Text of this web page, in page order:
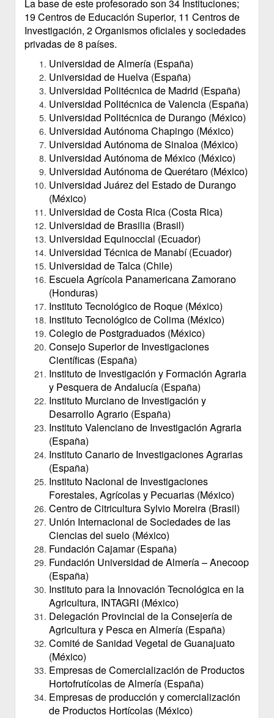
La base de este profesorado son 34 Instituciones;
19 Centros de Educación Superior, 11 Centros de
Investigación, 2 Organismos oficiales y sociedades
privadas de 8 países.
Universidad de Almería (España)
Universidad de Huelva (España)
Universidad Politécnica de Madrid (España)
Universidad Politécnica de Valencia (España)
Universidad Politécnica de Durango (México)
Universidad Autónoma Chapingo (México)
Universidad Autónoma de Sinaloa (México)
Universidad Autónoma de México (México)
Universidad Autónoma de Querétaro (México)
Universidad Juárez del Estado de Durango
(México)
Universidad de Costa Rica (Costa Rica)
Universidad de Brasilia (Brasil)
Universidad Equinoccial (Ecuador)
Universidad Técnica de Manabí (Ecuador)
Universidad de Talca (Chile)
Escuela Agrícola Panamericana Zamorano
(Honduras)
Instituto Tecnológico de Roque (México)
Instituto Tecnológico de Colima (México)
Colegio de Postgraduados (México)
Consejo Superior de Investigaciones
Científicas (España)
Instituto de Investigación y Formación Agraria
y Pesquera de Andalucía (España)
Instituto Murciano de Investigación y
Desarrollo Agrario (España)
Instituto Valenciano de Investigación Agraria
(España)
Instituto Canario de Investigaciones Agrarias
(España)
Instituto Nacional de Investigaciones
Forestales, Agrícolas y Pecuarias (México)
Centro de Citricultura Sylvio Moreira (Brasil)
Unión Internacional de Sociedades de las
Ciencias del suelo (México)
Fundación Cajamar (España)
Fundación Universidad de Almería – Anecoop
(España)
Instituto para la Innovación Tecnológica en la
Agricultura, INTAGRI (México)
Delegación Provincial de la Consejería de
Agricultura y Pesca en Almería (España)
Comité de Sanidad Vegetal de Guanajuato
(México)
Empresas de Comercialización de Productos
Hortofrutícolas de Almería (España)
Empresas de producción y comercialización
de Productos Hortícolas (México)